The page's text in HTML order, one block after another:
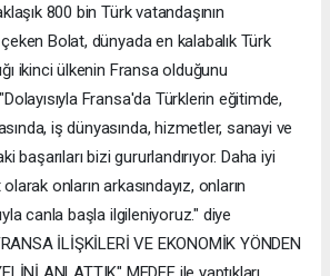
800 bin Türk vatandaşının
Bolat, dünyada en kalabalık Türk
ikinci ülkenin Fransa olduğunu
Fransa'da Türklerin eğitimde,
iş dünyasında, hizmetler, sanayi ve
başarıları bizi gururlandırıyor. Daha iyi
onların arkasındayız, onların
canla başla ilgileniyoruz." diye
İLİŞKİLERİ VE EKONOMİK YÖNDEN